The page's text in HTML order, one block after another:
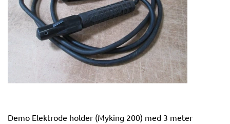
Demo Elektrode holder (Myking 200) med 3 meter